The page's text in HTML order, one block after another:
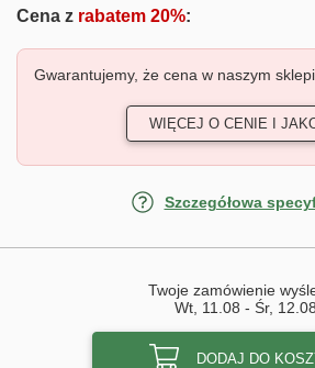
Cena z rabatem 20%:
Gwarantujemy, że cena w naszym
WIĘCEJ O CENIE I
Szczegółowa
Twoje zamówienie
Wt, 11.08 - Śr, 12.08
DODAJ DO